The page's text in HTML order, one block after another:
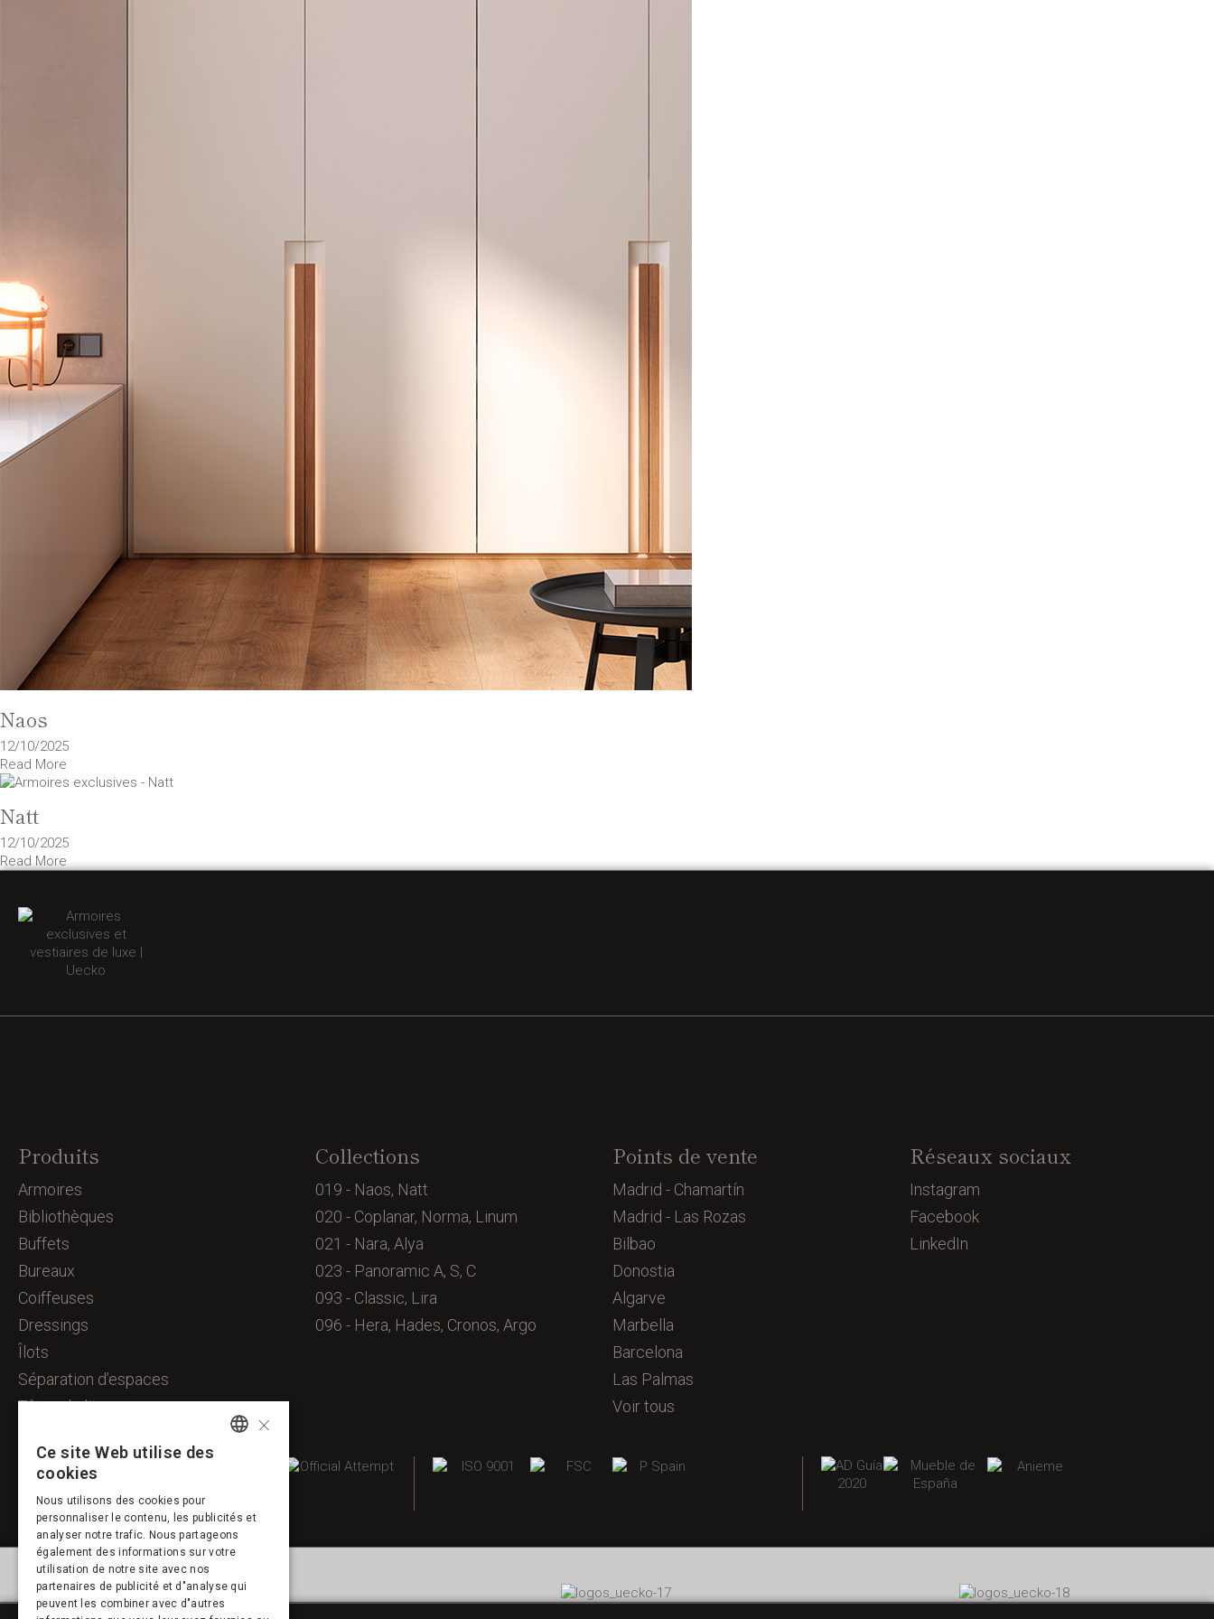
Naos
12/10/2025
Read More
Natt
12/10/2025
Read More
Produits
Armoires
Bibliothèques
Buffets
Bureaux
Coiffeuses
Dressings
Îlots
Séparation d’espaces
Têtes de lit
Collections
019 - Naos, Natt
020 - Coplanar, Norma, Linum
021 - Nara, Alya
023 - Panoramic A, S, C
093 - Classic, Lira
096 - Hera, Hades, Cronos, Argo
Points de vente
Madrid - Chamartín
Madrid - Las Rozas
Bilbao
Donostia
Algarve
Marbella
Barcelona
Las Palmas
Voir tous
Réseaux sociaux
Instagram
Facebook
LinkedIn
SPANISH
FRENCH
PORTUGUESE
×
Ce site Web utilise des
cookies
Nous utilisons des cookies pour
personnaliser le contenu, les publicités et
analyser notre trafic. Nous partageons
également des informations sur votre
utilisation de notre site avec nos
partenaires de publicité et d"analyse qui
peuvent les combiner avec d"autres